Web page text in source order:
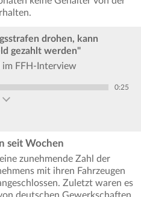
drohen, kann
gezahlt werden"
im FFH-Interview
0:25
seit Wochen
zunehmende Zahl der
mit ihren Fahrzeugen
Zuletzt waren es